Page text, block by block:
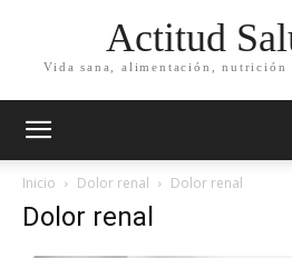
Actitud
Vida sana, alimentación, nutrición
Inicio Dolor renal Dolor renal
Dolor renal